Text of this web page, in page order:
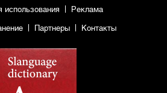
использования Реклама
Партнеры Контакты